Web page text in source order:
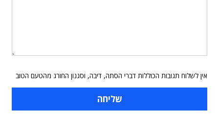
אין לשלוח תגובות הכוללות דברי הסתה, דיבה, וסגנון החורג מהטעם הטוב